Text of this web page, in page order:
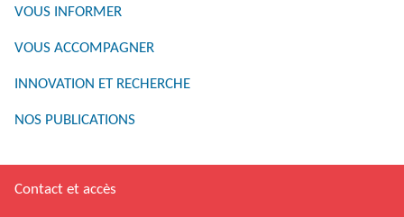
VOUS INFORMER
VOUS ACCOMPAGNER
INNOVATION ET RECHERCHE
NOS PUBLICATIONS
Contact et accès